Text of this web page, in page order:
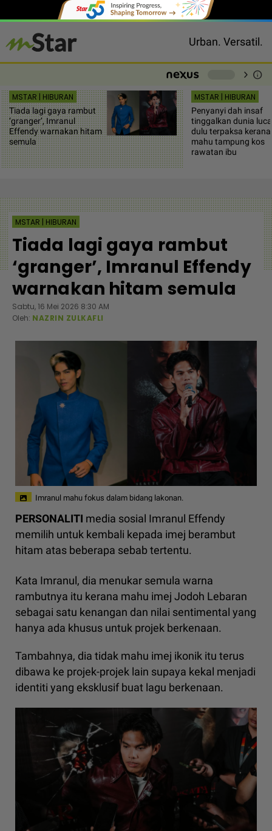
Urban. Versatil.
chevron_right info
MSTAR | HIBURAN
Tiada lagi gaya rambut
‘granger’, Imranul
Effendy warnakan hitam
semula
MSTAR | HIBURAN
Penyanyi dah insaf
tinggalkan dunia
dulu terpaksa kerana
mahu tampung kos
rawatan ibu
MSTAR | HIBURAN
Tiada lagi gaya rambut
‘granger’, Imranul Effendy
warnakan hitam semula
Sabtu, 16 Mei 2026 8:30 AM
Oleh: NAZRIN ZULKAFLI
Imranul mahu fokus dalam bidang lakonan.
PERSONALITI media sosial Imranul Effendy
memilih untuk kembali kepada imej berambut
hitam atas beberapa sebab tertentu.
Kata Imranul, dia menukar semula warna
rambutnya itu kerana mahu imej Jodoh Lebaran
sebagai satu kenangan dan nilai sentimental yang
hanya ada khusus untuk projek berkenaan.
Tambahnya, dia tidak mahu imej ikonik itu terus
dibawa ke projek-projek lain supaya kekal menjadi
identiti yang eksklusif buat lagu berkenaan.